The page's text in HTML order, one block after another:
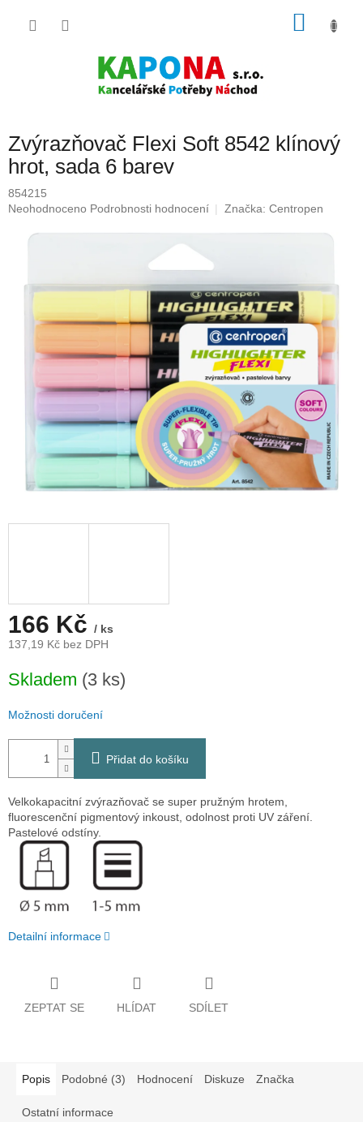
Zvýrazňovač Flexi Soft 8542 klínový
hrot, sada 6 barev
854215
Průměrné
produktu
hvězdiček.
Neohodnoceno Podrobnosti hodnocení Značka: Centropen
166 Kč / ks
137,19 Kč bez DPH
cena:
Skladem (3 ks)
Možnosti doručení
Přidat do košíku
Velkokapacitní zvýrazňovač se super pružným hrotem,
fluorescenční pigmentový inkoust, odolnost proti UV záření.
Pastelové odstíny.
Detailní informace
ZEPTAT SE HLÍDAT SDÍLET
Popis Podobné (3) Hodnocení Diskuze Značka
Ostatní informace